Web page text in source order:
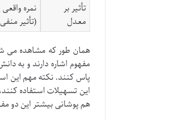
تأثیر بر
معدل
نمره
(تأثیر
همان طور که مشاهده می
این تسهیلات استفاده
هم پوشانی بیشتر این دو